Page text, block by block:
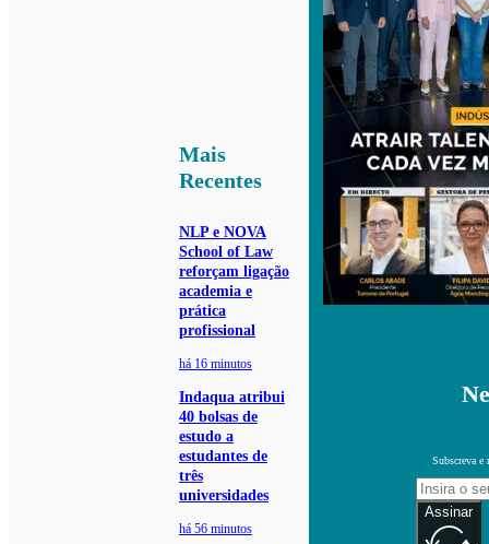
Mais
Recentes
NLP e NOVA
School of Law
reforçam ligação
academia e
prática
profissional
há 16 minutos
Indaqua atribui
40 bolsas de
estudo a
estudantes de
três
universidades
há 56 minutos
Subscreva e
Assinar